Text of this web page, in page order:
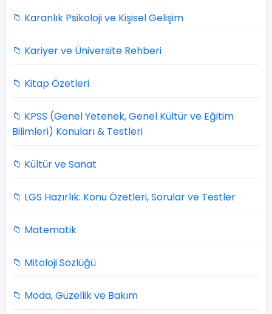
📁 Karanlık Psikoloji ve Kişisel Gelişim
📁 Kariyer ve Üniversite Rehberi
📁 Kitap Özetleri
📁 KPSS (Genel Yetenek, Genel Kültür ve Eğitim
Bilimleri) Konuları & Testleri
📁 Kültür ve Sanat
📁 LGS Hazırlık: Konu Özetleri, Sorular ve Testler
📁 Matematik
📁 Mitoloji Sözlüğü
📁 Moda, Güzellik ve Bakım